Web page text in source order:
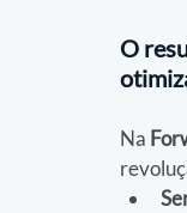
O
Na